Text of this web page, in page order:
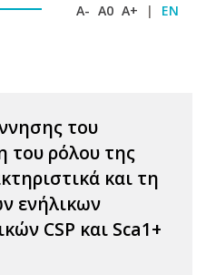
A- A0 A+ | EN
του
του ρόλου της
και τη
ενήλικων
CSP και Sca1+